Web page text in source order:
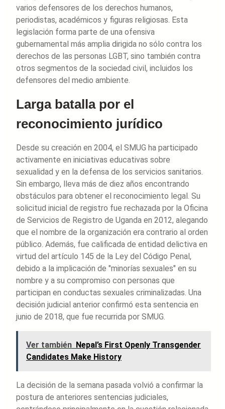
varios defensores de los derechos humanos,
periodistas, académicos y figuras religiosas. Esta
legislación forma parte de una ofensiva
gubernamental más amplia dirigida no sólo contra los
derechos de las personas LGBT, sino también contra
otros segmentos de la sociedad civil, incluidos los
defensores del medio ambiente.
Larga batalla por el
reconocimiento jurídico
Desde su creación en 2004, el SMUG ha participado
activamente en iniciativas educativas sobre
sexualidad y en la defensa de los servicios sanitarios.
Sin embargo, lleva más de diez años encontrando
obstáculos para obtener el reconocimiento legal. Su
solicitud inicial de registro fue rechazada por la Oficina
de Servicios de Registro de Uganda en 2012, alegando
que el nombre de la organización era contrario al orden
público. Además, fue calificada de entidad delictiva en
virtud del artículo 145 de la Ley del Código Penal,
debido a la implicación de "minorías sexuales" en su
nombre y a su compromiso con personas que
participan en conductas sexuales criminalizadas. Una
decisión judicial anterior confirmó esta sentencia en
junio de 2018, que fue recurrida por SMUG.
Ver también Nepal’s First Openly Transgender
Candidates Make History
La decisión de la semana pasada volvió a confirmar la
postura de anteriores sentencias judiciales,